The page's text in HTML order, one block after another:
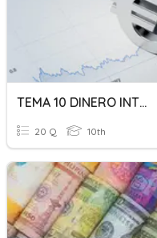
TEMA 10 DINERO INTERÉS E INFLACIÓN (I)
20 Q 10th